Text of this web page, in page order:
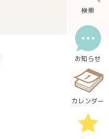
検索
お知らせ
カレンダー